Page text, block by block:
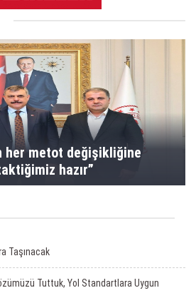
her metot değişikliğine
hazır”
Taşınacak
Tuttuk, Yol Standartlara Uygun